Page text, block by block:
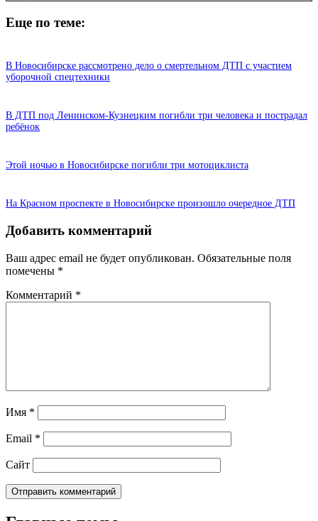
Еще по теме:
В Новосибирске рассмотрено дело о смертельном ДТП с участием
уборочной спецтехники
В ДТП под Ленинском-Кузнецким погибли три человека и пострадал
ребёнок
Этой ночью в Новосибирске погибли три мотоциклиста
На Красном проспекте в Новосибирске произошло очередное ДТП
Добавить комментарий
Ваш адрес email не будет опубликован. Обязательные поля
помечены *
Комментарий *
Имя *
Email *
Сайт